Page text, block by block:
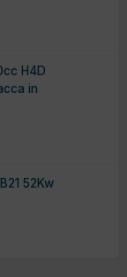
H4D
in
52Kw